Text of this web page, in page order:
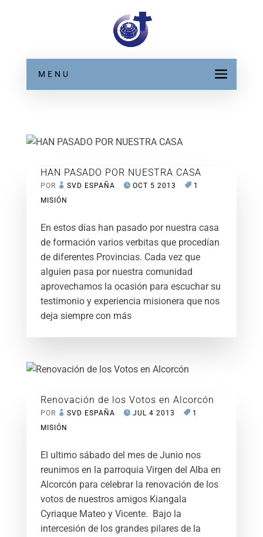
MENU
HAN PASADO POR NUESTRA CASA
POR SVD ESPAÑA OCT 5 2013
1
MISIÓN
En estos días han pasado por nuestra casa
de formación varios verbitas que procedían
de diferentes Provincias. Cada vez que
alguien pasa por nuestra comunidad
aprovechamos la ocasión para escuchar su
testimonio y experiencia misionera que nos
deja siempre con más
Renovación de los Votos en Alcorcón
POR SVD ESPAÑA JUL 4 2013
1
MISIÓN
El ultimo sábado del mes de Junio nos
reunimos en la parroquia Virgen del Alba en
Alcorcón para celebrar la renovación de los
votos de nuestros amigos Kiangala
Cyriaque Mateo y Vicente. Bajo la
intercesión de los grandes pilares de la